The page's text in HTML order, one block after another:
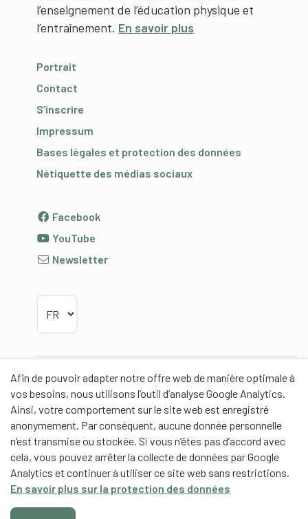
Afin de pouvoir adapter notre offre web de manière optimale à
vos besoins, nous utilisons l’outil d’analyse Google Analytics.
Ainsi, votre comportement sur le site web est enregistré
anonymement. Par conséquent, aucune donnée personnelle
n’est transmise ou stockée. Si vous n’êtes pas d’accord avec
cela, vous pouvez arrêter la collecte de données par Google
Analytics et continuer à utiliser ce site web sans restrictions.
En savoir plus sur la protection des données
l’enseignement de l’éducation physique et
l’entraînement. En savoir plus
Portrait
Contact
S’inscrire
Impressum
Bases légales et protection des données
Nétiquette des médias sociaux
Facebook
YouTube
Newsletter
Partenaires
Partenaires de contenus
Haute école fédérale de sport de Macolin HEFSM